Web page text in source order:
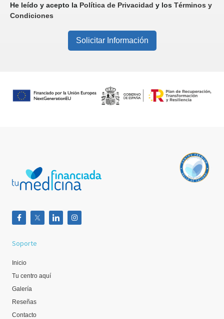
He leído y acepto la Política de Privacidad y los Términos y
Condiciones
Solicitar Información
Soporte
Inicio
Tu centro aquí
Galería
Reseñas
Contacto